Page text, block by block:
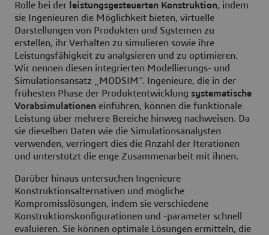
Rolle bei der leistungsgesteuerten Konstruktion, indem
sie Ingenieuren die Möglichkeit bieten, virtuelle
Darstellungen von Produkten und Systemen zu
erstellen, ihr Verhalten zu simulieren sowie ihre
Leistungsfähigkeit zu analysieren und zu optimieren.
Wir nennen diesen integrierten Modellierungs- und
Simulationsansatz „MODSIM“. Ingenieure, die in der
frühesten Phase der Produktentwicklung systematische
Vorabsimulationen einführen, können die funktionale
Leistung über mehrere Bereiche hinweg nachweisen. Da
sie dieselben Daten wie die Simulationsanalysten
verwenden, verringert dies die Anzahl der Iterationen
und unterstützt die enge Zusammenarbeit mit ihnen.
Darüber hinaus untersuchen Ingenieure
Konstruktionsalternativen und mögliche
Kompromisslösungen, indem sie verschiedene
Konstruktionskonfigurationen und -parameter schnell
evaluieren. Sie können optimale Lösungen ermitteln, die